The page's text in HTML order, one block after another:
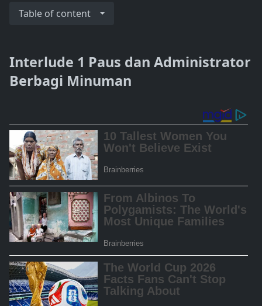
Table of content
Interlude 1 Paus dan Administrator
Berbagi Minuman